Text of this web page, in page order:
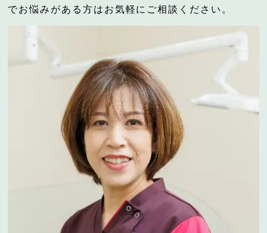
でお悩みがある方はお気軽にご相談ください。